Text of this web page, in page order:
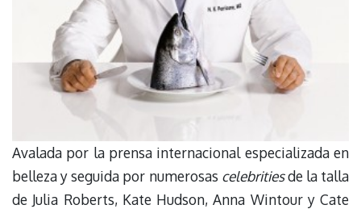
Avalada por la prensa internacional especializada en
belleza y seguida por numerosas celebritiesde la talla
de Julia Roberts, Kate Hudson, Anna Wintour y Cate